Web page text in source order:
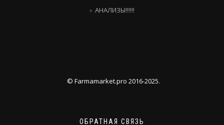
АНАЛИЗЫ!!!!!!
© Farmamarket.pro 2016-2025.
ОБРАТНАЯ СВЯЗЬ